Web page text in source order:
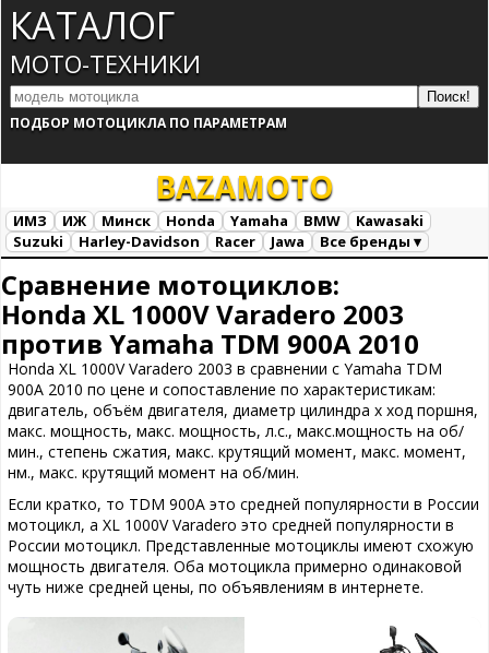
КАТАЛОГ
МОТО-ТЕХНИКИ
ПОДБОР МОТОЦИКЛА ПО ПАРАМЕТРАМ
BAZAMOTO
ИМЗ ИЖ Минск Honda Yamaha BMW
Kawasaki
Suzuki
Harley-Davidson Racer Jawa
Все бренды ▾
Сравнение мотоциклов:
Honda XL 1000V Varadero 2003
против Yamaha TDM 900A 2010
Honda XL 1000V Varadero 2003 в сравнении с Yamaha TDM
900A 2010 по цене и сопоставление по характеристикам:
двигатель, объём двигателя, диаметр цилиндра х ход поршня,
макс. мощность, макс. мощность, л.с., макс.мощность на об/
мин., степень сжатия, макс. крутящий момент, макс. момент,
нм., макс. крутящий момент на об/мин.
Если кратко, то TDM 900A это средней популярности в России
мотоцикл, а XL 1000V Varadero это средней популярности в
России мотоцикл. Представленные мотоциклы имеют схожую
мощность двигателя. Оба мотоцикла примерно одинаковой
чуть ниже средней цены, по объявлениям в интернете.